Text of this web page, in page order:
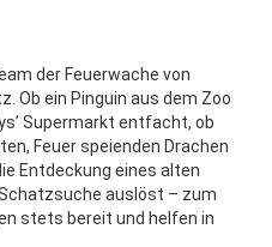
der Feuerwache von
Ob ein Pinguin aus dem Zoo
Supermarkt entfacht, ob
Feuer speienden Drachen
Entdeckung eines alten
auslöst – zum
stets bereit und helfen in